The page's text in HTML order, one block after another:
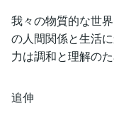
我々の物質的な世
の人間関係と生活
力は調和と理解の
追伸